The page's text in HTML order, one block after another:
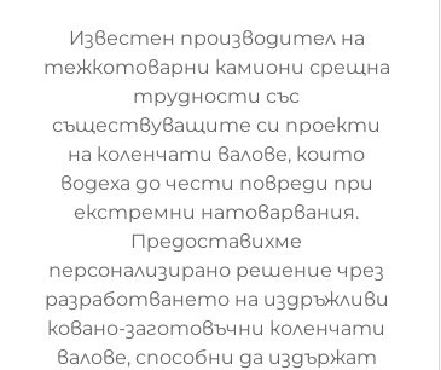
Известен производител на
тежкотоварни камиони срещна
трудности със
съществуващите си проекти
на коленчати валове, които
водеха до чести повреди при
екстремни натоварвания.
Предоставихме
персонализирано решение чрез
разработването на издръжливи
ковано-заготовъчни коленчати
валове, способни да издържат